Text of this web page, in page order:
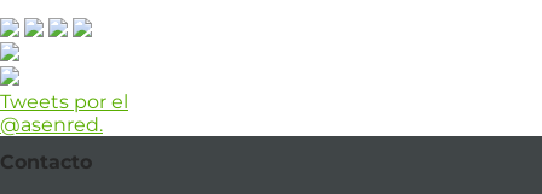
Tweets por el
@asenred.
Contacto